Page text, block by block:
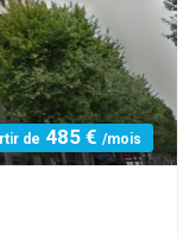
de432 €/mois